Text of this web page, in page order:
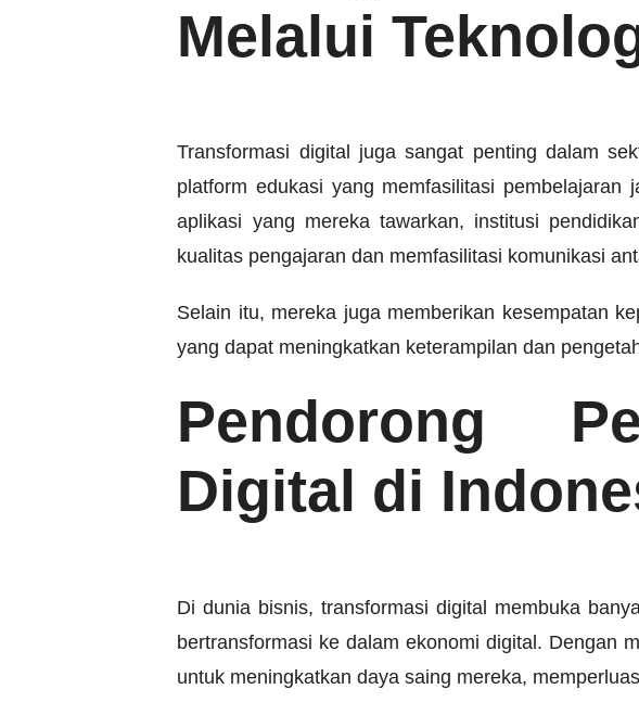
Melalui
Transformasi digital juga sangat penting dalam
platform edukasi yang memfasilitasi
aplikasi yang mereka tawarkan, institusi
kualitas pengajaran dan memfasilitasi komunikasi
Selain itu, mereka juga memberikan kesempatan
yang dapat meningkatkan keterampilan dan
Pendorong
Digital di
Di dunia bisnis, transformasi digital membuka
bertransformasi ke dalam ekonomi digital. Dengan
untuk meningkatkan daya saing mereka,